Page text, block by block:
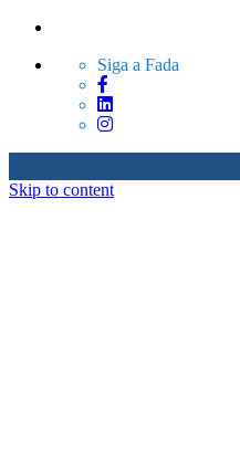
Siga a Fada
Skip to content